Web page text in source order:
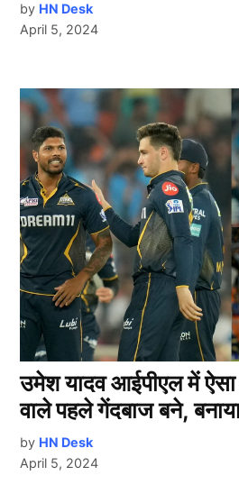
by HN Desk
April 5, 2024
उमेश यादव आईपीएल में
वाले पहले गेंदबाज बने, बनाया
by HN Desk
April 5, 2024